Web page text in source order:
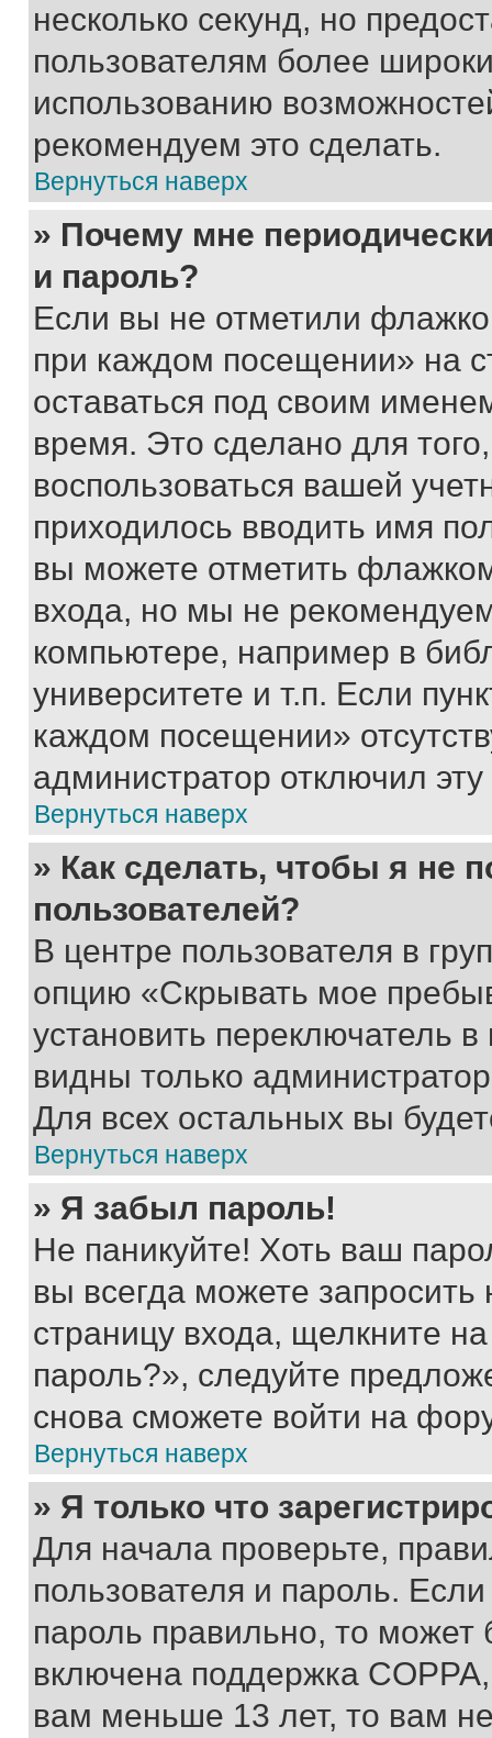
несколько секунд, но
пользователям более
использованию
рекомендуем это сделать.
Вернуться наверх
» Почему мне
и пароль?
Если вы не отметили
при каждом посещении» на
оставаться под своим
время. Это сделано для
воспользоваться вашей
приходилось вводить имя
вы можете отметить
входа, но мы не
компьютере, например в
университете и т.п. Если
каждом посещении»
администратор отключил
Вернуться наверх
» Как сделать, чтобы я не
пользователей?
В центре пользователя в
опцию «Скрывать мое
установить переключатель
видны только
Для всех остальных вы
Вернуться наверх
» Я забыл пароль!
Не паникуйте! Хоть ваш
вы всегда можете
страницу входа, щелкните
пароль?», следуйте
снова сможете войти на
Вернуться наверх
» Я только что
Для начала проверьте,
пользователя и пароль.
пароль правильно, то может
включена поддержка
вам меньше 13 лет, то вам